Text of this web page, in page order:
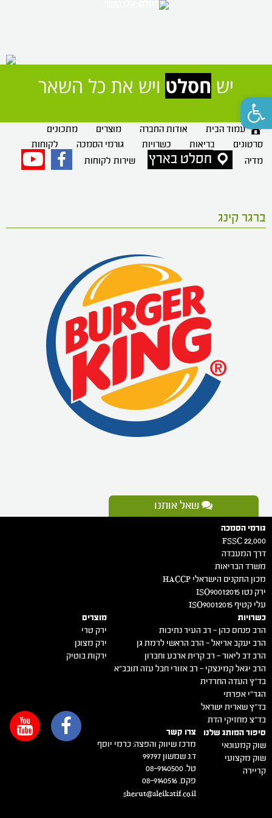
פתח סרגל נגישות
יש חסלט ויש את כל השאר
עמוד הבית אודות החברה מוצרים
מתכונים
סרטונים
בריאות כשרויות גורמי הסמכה
לקוחות
מדיה
חסלט בארץ שירות לקוחות פייסבוק
ברגר קינג
שאל אותנו
גורמי הסמכה
FSSC 22,000
דרך המעבדה
משרד הבריאות
מכון התקנים הישראלי HACCP
ירק נטו 2015:ISO9001
עלי קטיף 2015:ISO9001
כשרויות
הרב פנחס כהן – רב העיר נתיבות
הרב יעקב אריאל – הרב הראשי לרמת גן
הרב דב ליאור – רב קרית ארבע וחברון
הרב יגאל קמינצקי – רב אזורי חבל עזה תובב"א
בד"ץ העדה החרדית
הגר"י אפרתי
בד"ץ שארית ישראל
בד"צ מחזיקי הדת
מוצרים
ירק טרי
ירק מצונן
ירקות בוטיק
סיפור המותג שלנו
שוק קמעונאי
שוק מקצועי
קריירה
צרו קשר
מרכז שיווק והפצה: כרמי יוסף
ד.נ שמשון 99797
טל. 08-9140500
פקס. 08-9140516
sherut@aleikatif.co.il